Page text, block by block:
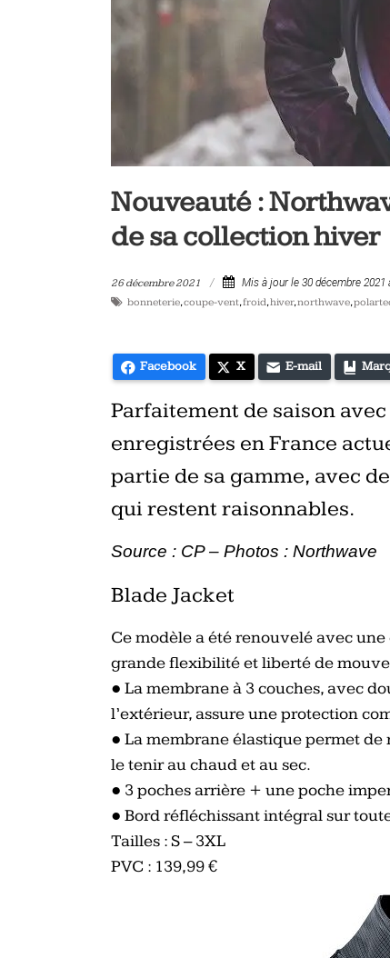
vélo
triathlon
Nouveauté :
de sa collection hiver
26 décembre 2021 Mis à jour le 30 décembre 2021
bonneterie,coupe-vent,froid,hiver,northwave,
Facebook X E-mail
Parfaitement de saison
enregistrées en France
partie de sa gamme, avec
qui restent raisonnables.
Source : CP – Photos : Northwave
Blade Jacket
Ce modèle a été renouvelé avec
grande flexibilité et liberté de
● La membrane à 3 couches, avec
l’extérieur, assure une protection
● La membrane élastique permet
le tenir au chaud et au sec.
● 3 poches arrière + une poche
● Bord réfléchissant intégral sur
Tailles : S – 3XL
PVC : 139,99 €